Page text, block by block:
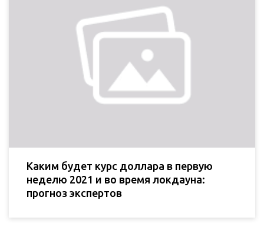
Каким будет курс доллара в первую
неделю 2021 и во время локдауна:
прогноз экспертов